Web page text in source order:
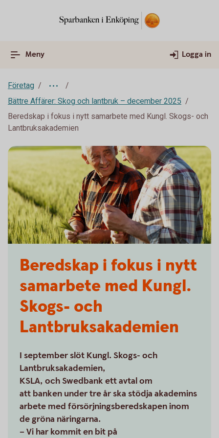
Meny Logga in
Företag
Bättre Affärer: Skog och lantbruk – december 2025
Beredskap i fokus i nytt samarbete med Kungl. Skogs- och
Lantbruksakademien
Beredskap i fokus i nytt
samarbete med Kungl.
Skogs- och
Lantbruksakademien
I september slöt Kungl. Skogs- och
Lantbruksakademien,
KSLA, och Swedbank ett avtal om
att banken under tre år ska stödja akademins
arbete med försörjningsberedskapen inom
de gröna näringarna.
– Vi har kommit en bit på